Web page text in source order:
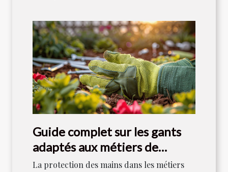
Guide complet sur les gants
adaptés aux métiers de
l'aménagement extérieur
La protection des mains dans les métiers